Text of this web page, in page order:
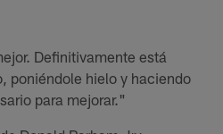
Definitivamente está
poniéndole hielo y haciendo
para mejorar."